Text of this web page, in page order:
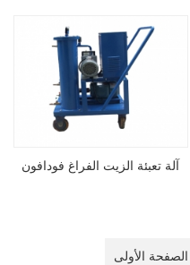
آلة تعبئة الزيت الفراغ فودافون
الصفحة الأولى